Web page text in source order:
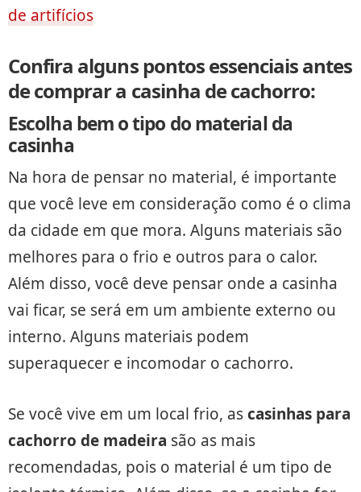
de artifícios
Confira alguns pontos essenciais antes
de comprar a casinha de cachorro:
Escolha bem o tipo do material da
casinha
Na hora de pensar no material, é importante
que você leve em consideração como é o clima
da cidade em que mora. Alguns materiais são
melhores para o frio e outros para o calor.
Além disso, você deve pensar onde a casinha
vai ficar, se será em um ambiente externo ou
interno. Alguns materiais podem
superaquecer e incomodar o cachorro.
Se você vive em um local frio, ascasinhas para
cachorro de madeira são as mais
recomendadas, pois o material é um tipo de